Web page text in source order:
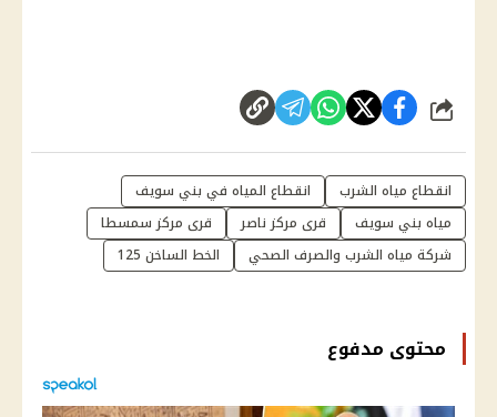
شارك
انقطاع مياه الشرب
انقطاع المياه في بني سويف
مياه بني سويف
قرى مركز ناصر
قرى مركز سمسطا
شركة مياه الشرب والصرف الصحي
الخط الساخن 125
محتوى مدفوع